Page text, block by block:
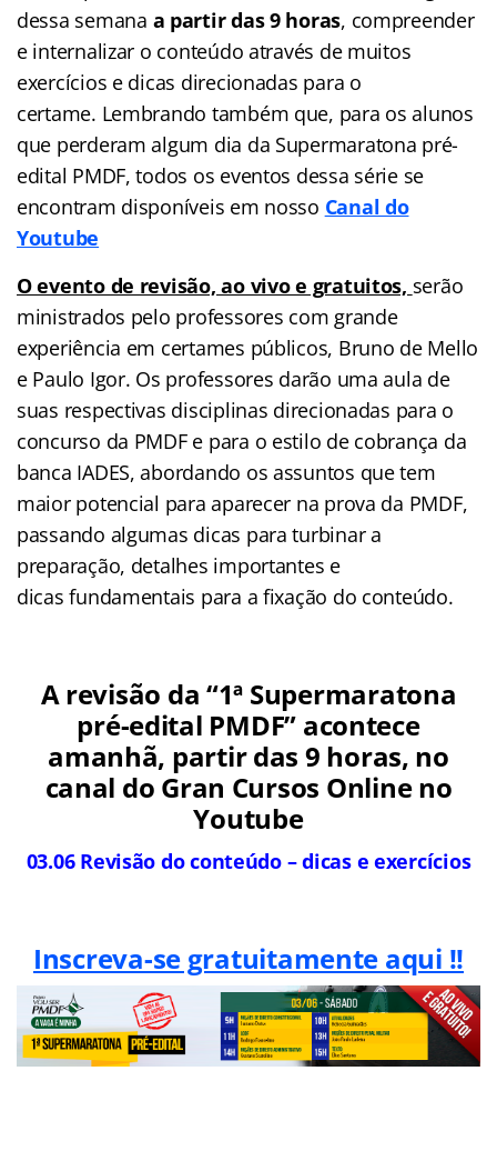
dessa semana a partir das 9 horas, compreender
e internalizar o conteúdo através de muitos
exercícios e dicas direcionadas para o
certame. Lembrando também que, para os alunos
que perderam algum dia da Supermaratona pré-
edital PMDF, todos os eventos dessa série se
encontram disponíveis em nosso Canal do
Youtube
O evento de revisão, ao vivo e gratuitos, serão
ministrados pelo professores com grande
experiência em certames públicos, Bruno de Mello
e Paulo Igor. Os professores darão uma aula de
suas respectivas disciplinas direcionadas para o
concurso da PMDF e para o estilo de cobrança da
banca IADES, abordando os assuntos que tem
maior potencial para aparecer na prova da PMDF,
passando algumas dicas para turbinar a
preparação, detalhes importantes e
dicas fundamentais para a fixação do conteúdo.
A revisão da “1ª Supermaratona
pré-edital PMDF” acontece
amanhã, partir das 9 horas, no
canal do Gran Cursos Online no
Youtube
03.06 Revisão do conteúdo – dicas e exercícios
Inscreva-se gratuitamente aqui !!